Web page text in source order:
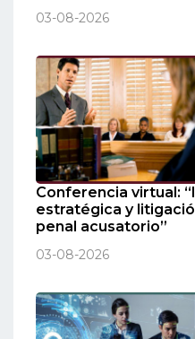
03-08-2026
Conferencia virtual:
estratégica y
penal acusatorio”
03-08-2026